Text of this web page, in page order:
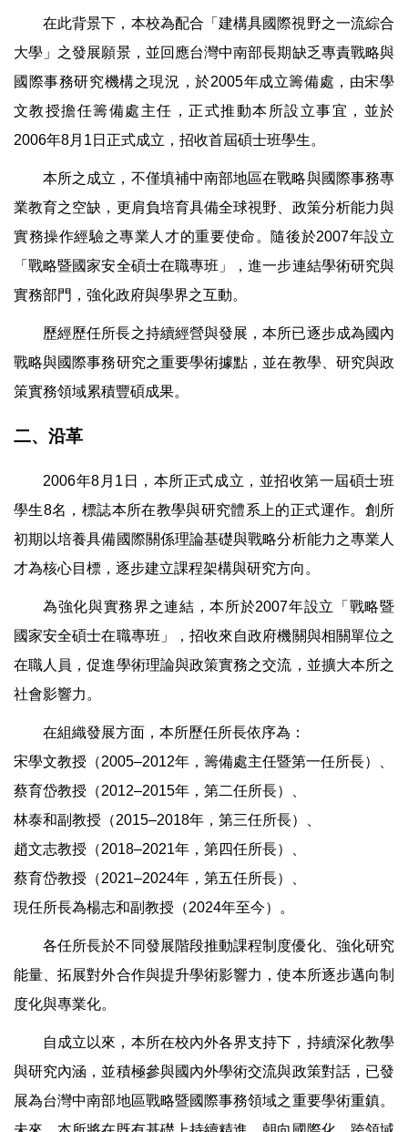
在此背景下，本校為配合「建構具國際視野之一流綜合
大學」之發展願景，並回應台灣中南部長期缺乏專責戰略與
國際事務研究機構之現況，於2005年成立籌備處，由宋學
文教授擔任籌備處主任，正式推動本所設立事宜，並於
2006年8月 1 日正式成立，招收首屆碩士班學生。
本所之成立，不僅填補中南部地區在戰略與國際事務專
業教育之空缺，更肩負培育具備全球視野、政策分析能力與
實務操作經驗之專業人才的重要使命。隨後於2007年設立
「戰略暨國家安全碩士在職專班」，進一步連結學術研究與
實務部門，強化政府與學界之互動。
歷經歷任所長之持續經營與發展，本所已逐步成為國內
戰略與國際事務研究之重要學術據點，並在教學、研究與政
策實務領域累積豐碩成果。
二、沿革
2006年8 月 1 日，本所正式成立，並招收第一屆碩士班
學生8名，標誌本所在教學與研究體系上的正式運作。創所
初期以培養具備國際關係理論基礎與戰略分析能力之專業人
才為核心目標，逐步建立課程架構與研究方向。
為強化與實務界之連結，本所於2007年設立「戰略暨
國家安全碩士在職專班」，招收來自政府機關與相關單位之
在職人員，促進學術理論與政策實務之交流，並擴大本所之
社會影響力。
在組織發展方面，本所歷任所長依序為：
宋學文教授（2005–2012年，籌備處主任暨第一任所長）、
蔡育岱教授（2012–2015年，第二任所長）、
林泰和副教授（2015–2018年，第三任所長）、
趙文志教授（2018–2021年，第四任所長）、
蔡育岱教授（2021–2024年，第五任所長）、
現任所長為楊志和副教授（2024年至今）。
各任所長於不同發展階段推動課程制度優化、強化研究
能量、拓展對外合作與提升學術影響力，使本所逐步邁向制
度化與專業化。
自成立以來，本所在校內外各界支持下，持續深化教學
與研究內涵，並積極參與國內外學術交流與政策對話，已發
展為台灣中南部地區戰略暨國際事務領域之重要學術重鎮。